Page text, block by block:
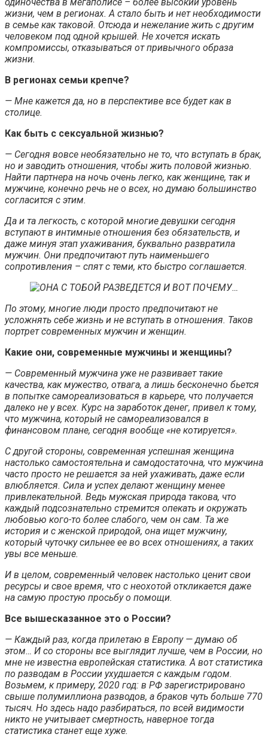
жизни, чем в регионах. А стало быть и нет необходимости
в семье как таковой. Отсюда и нежелание жить с другим
человеком под одной крышей. Не хочется искать
компромиссы, отказываться от привычного образа
жизни.
В регионах семьи крепче?
— Мне кажется да, но в перспективе все будет как в
столице.
Как быть с сексуальной жизнью?
— Сегодня вовсе необязательно не то, что вступать в брак,
но и заводить отношения, чтобы жить половой жизнью.
Найти партнера на ночь очень легко, как женщине, так и
мужчине, конечно речь не о всех, но думаю большинство
согласится с этим.
Да и та легкость, с которой многие девушки сегодня
вступают в интимные отношения без обязательств, и
даже минуя этап ухаживания, буквально развратила
мужчин. Они предпочитают путь наименьшего
сопротивления – спят с теми, кто быстро соглашается.
По этому, многие люди просто предпочитают не
усложнять себе жизнь и не вступать в отношения. Таков
портрет современных мужчин и женщин.
Какие они, современные мужчины и женщины?
— Современный мужчина уже не развивает такие
качества, как мужество, отвага, а лишь бесконечно бьется
в попытке самореализоваться в карьере, что получается
далеко не у всех. Курс на заработок денег, привел к тому,
что мужчина, который не самореализовался в
финансовом плане, сегодня вообще «не котируется».
С другой стороны, современная успешная женщина
настолько самостоятельна и самодостаточна, что мужчина
часто просто не решается за ней ухаживать, даже если
влюбляется. Сила и успех делают женщину менее
привлекательной. Ведь мужская природа такова, что
каждый подсознательно стремится опекать и окружать
любовью кого-то более слабого, чем он сам. Та же
история и с женской природой, она ищет мужчину,
который чуточку сильнее ее во всех отношениях, а таких
увы все меньше.
И в целом, современный человек настолько ценит свои
ресурсы и свое время, что с неохотой откликается даже
на самую простую просьбу о помощи.
Все вышесказанное это о России?
— Каждый раз, когда прилетаю в Европу — думаю об
этом… И со стороны все выглядит лучше, чем в России, но
мне не известна европейская статистика. А вот статистика
по разводам в России ухудшается с каждым годом.
Возьмем, к примеру, 2020 год: в РФ зарегистрировано
свыше полумиллиона разводов, а браков чуть больше 770
тысяч. Но здесь надо разбираться, по всей видимости
никто не учитывает смертность, наверное тогда
статистика станет еще хуже.